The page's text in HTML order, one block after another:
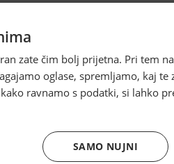
zate čim bolj prijetna. Pri tem
oglase, spremljamo, kaj te
ravnamo s podatki, si lahko
SAMO NUJNI